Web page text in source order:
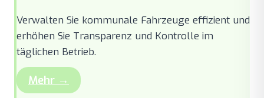
Verwalten Sie kommunale Fahrzeuge effizient und
erhöhen Sie Transparenz und Kontrolle im
täglichen Betrieb.
Mehr →